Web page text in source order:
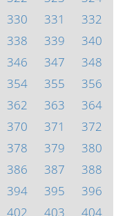
330 331
332
338 339
340
346 347
348
354 355
356
362 363
364
370 371
372
378 379
380
386 387
388
394 395
396
402 403 404